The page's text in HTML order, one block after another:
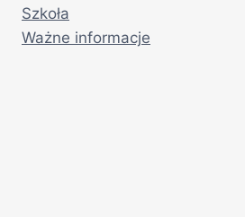
Szkoła
Ważne informacje